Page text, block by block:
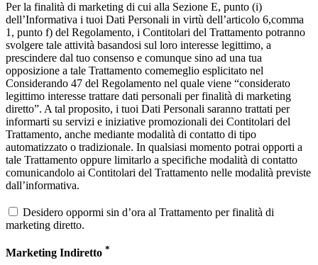
Per la finalità di marketing di cui alla Sezione E, punto (i)
dell’Informativa i tuoi Dati Personali in virtù dell’articolo 6,comma
1, punto f) del Regolamento, i Contitolari del Trattamento potranno
svolgere tale attività basandosi sul loro interesse legittimo, a
prescindere dal tuo consenso e comunque sino ad una tua
opposizione a tale Trattamento comemeglio esplicitato nel
Considerando 47 del Regolamento nel quale viene “considerato
legittimo interesse trattare dati personali per finalità di marketing
diretto”. A tal proposito, i tuoi Dati Personali saranno trattati per
informarti su servizi e iniziative promozionali dei Contitolari del
Trattamento, anche mediante modalità di contatto di tipo
automatizzato o tradizionale. In qualsiasi momento potrai opporti a
tale Trattamento oppure limitarlo a specifiche modalità di contatto
comunicandolo ai Contitolari del Trattamento nelle modalità previste
dall’informativa.
Desidero oppormi sin d’ora al Trattamento per finalità di
marketing diretto.
Marketing Indiretto *